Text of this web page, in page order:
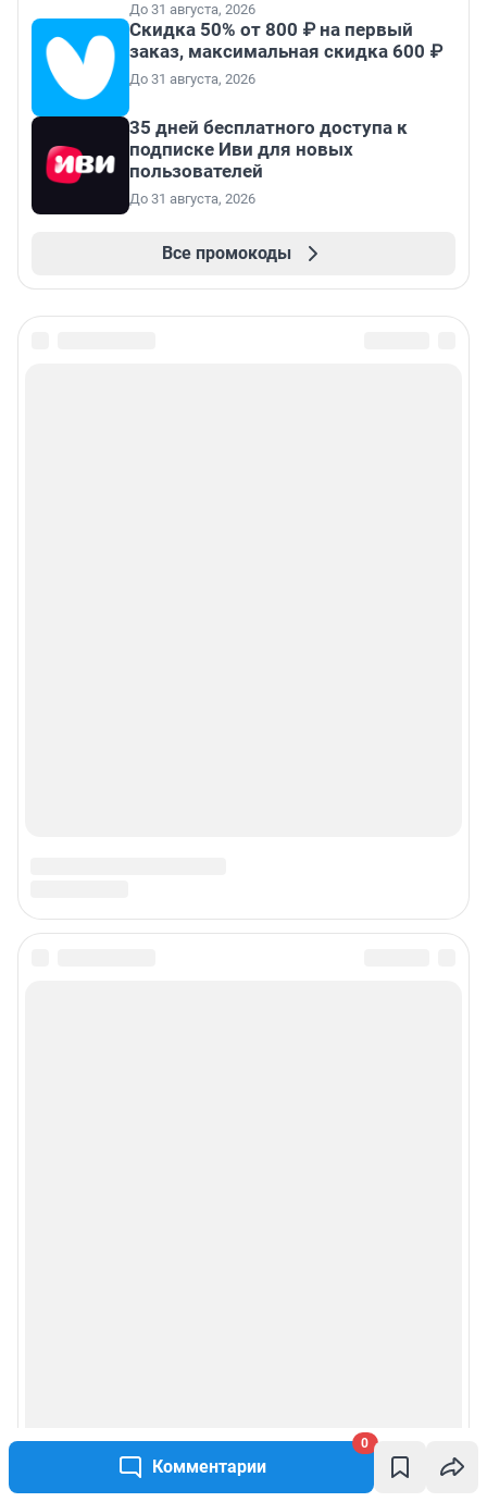
Комментарии
0
До 31 августа, 2026
Скидка 50% от 800 ₽ на первый
заказ, максимальная скидка 600 ₽
До 31 августа, 2026
35 дней бесплатного доступа к
подписке Иви для новых
пользователей
До 31 августа, 2026
Все промокоды